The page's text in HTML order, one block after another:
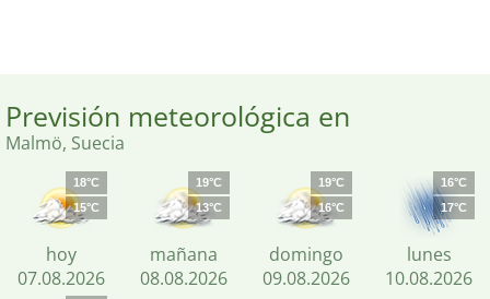
Previsión meteorológica en
Malmö, Suecia
18°C
15°C
hoy
07.08.2026
19°C
13°C
mañana
08.08.2026
19°C
16°C
domingo
09.08.2026
16°C
17°C
lunes
10.08.2026